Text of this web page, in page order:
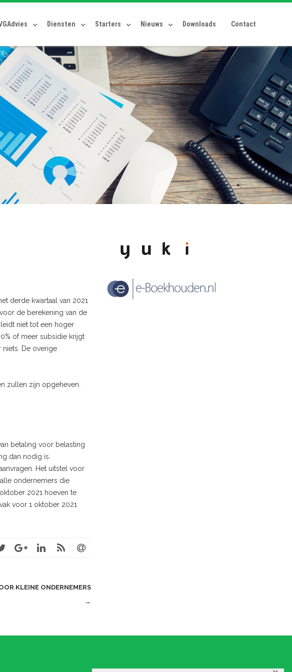
Diensten Starters Nieuws Downloads Contact
derde kwartaal van 2021
de berekening van de
niet tot een hoger
of meer subsidie krijgt
De overige
zullen zijn opgeheven.
betaling voor belasting
dan nodig is.
Het uitstel voor
ondernemers die
2021 hoeven te
voor 1 oktober 2021
KLEINE ONDERNEMERS
→